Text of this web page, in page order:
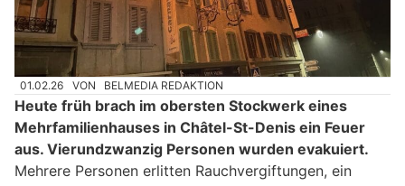
01.02.26 VON BELMEDIA REDAKTION
Heute früh brach im obersten Stockwerk eines
Mehrfamilienhauses in Châtel-St-Denis ein Feuer
aus. Vierundzwanzig Personen wurden evakuiert.
Mehrere Personen erlitten Rauchvergiftungen, ein